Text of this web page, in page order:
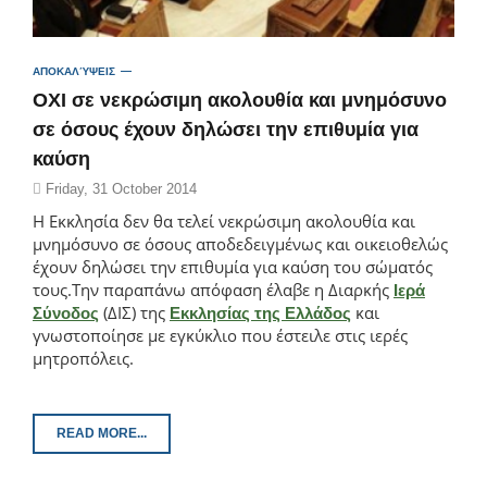
ΑΠΟΚΑΛΎΨΕΙΣ
OXI σε νεκρώσιμη ακολουθία και μνημόσυνο
σε όσους έχουν δηλώσει την επιθυμία για
καύση
Friday, 31 October 2014
Η Εκκλησία δεν θα τελεί νεκρώσιμη ακολουθία και
μνημόσυνο σε όσους αποδεδειγμένως και οικειοθελώς
έχουν δηλώσει την επιθυμία για καύση του σώματός
τους.Την παραπάνω απόφαση έλαβε η Διαρκής Ιερά
Σύνοδος (ΔΙΣ) της Εκκλησίας της Ελλάδος και
γνωστοποίησε με εγκύκλιο που έστειλε στις ιερές
μητροπόλεις.
READ MORE...